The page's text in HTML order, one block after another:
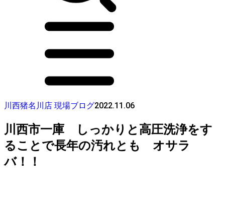
川西猪名川店 現場ブログ2022.11.06
川西市一庫 しっかりと高圧洗浄をす
ることで長年の汚れとも オサラ
バ！！